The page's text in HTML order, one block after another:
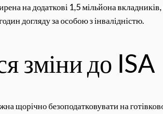
на додаткові 1,5 мільйона
догляду за особою з інвалідністю.
зміни до ISA
щорічно безоподатковувати на